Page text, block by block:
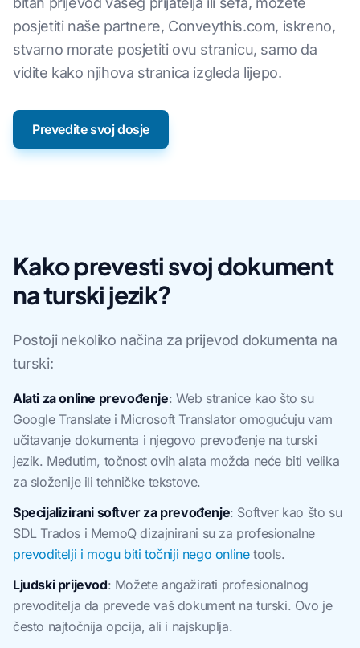
posjetiti naše partnere, Conveythis.com, iskreno,
stvarno morate posjetiti ovu stranicu, samo da
vidite kako njihova stranica izgleda lijepo.
Prevedite svoj dosje
Kako prevesti svoj dokument
na turski jezik?
Postoji nekoliko načina za prijevod dokumenta na
turski:
Alati za online prevođenje: Web stranice kao što su
Google Translate i Microsoft Translator omogućuju vam
učitavanje dokumenta i njegovo prevođenje na turski
jezik. Međutim, točnost ovih alata možda neće biti velika
za složenije ili tehničke tekstove.
Specijalizirani softver za prevođenje: Softver kao što su
SDL Trados i MemoQ dizajnirani su za profesionalne
prevoditelji i mogu biti točniji nego onlinetools.
Ljudski prijevod: Možete angažirati profesionalnog
prevoditelja da prevede vaš dokument na turski. Ovo je
često najtočnija opcija, ali i najskuplja.